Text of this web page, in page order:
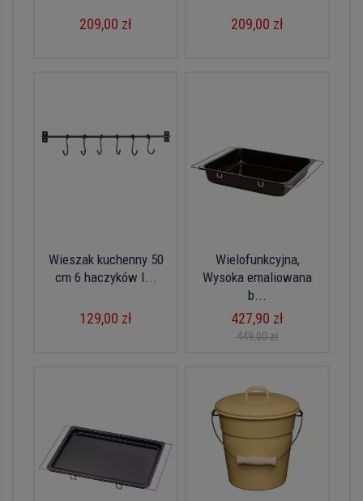
209,00 zł 209,00 zł
Wieszak kuchenny 50
cm 6 haczyków I...
129,00 zł
Wielofunkcyjna,
Wysoka emaliowana
b...
427,90 zł
449,00 zł